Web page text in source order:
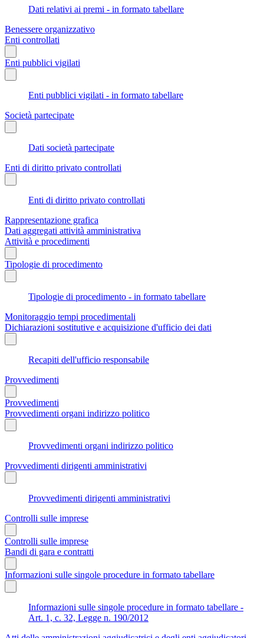
Dati relativi ai premi - in formato tabellare
Benessere organizzativo
Enti controllati
Enti pubblici vigilati
Enti pubblici vigilati - in formato tabellare
Società partecipate
Dati società partecipate
Enti di diritto privato controllati
Enti di diritto privato controllati
Rappresentazione grafica
Dati aggregati attività amministrativa
Attività e procedimenti
Tipologie di procedimento
Tipologie di procedimento - in formato tabellare
Monitoraggio tempi procedimentali
Dichiarazioni sostitutive e acquisizione d'ufficio dei dati
Recapiti dell'ufficio responsabile
Provvedimenti
Provvedimenti
Provvedimenti organi indirizzo politico
Provvedimenti organi indirizzo politico
Provvedimenti dirigenti amministrativi
Provvedimenti dirigenti amministrativi
Controlli sulle imprese
Controlli sulle imprese
Bandi di gara e contratti
Informazioni sulle singole procedure in formato tabellare
Informazioni sulle singole procedure in formato tabellare -
Art. 1, c. 32, Legge n. 190/2012